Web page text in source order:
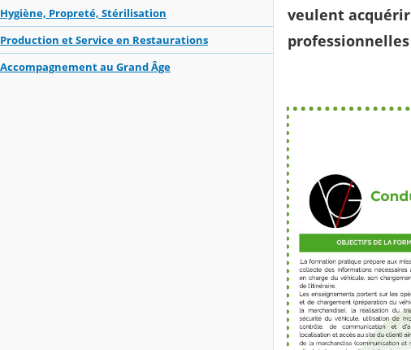
Hygiène, Propreté, Stérilisation
Production et Service en Restaurations
Accompagnement au Grand Âge
veulent